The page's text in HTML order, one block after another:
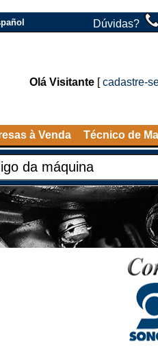
Dúvidas?
Olá Visitante [cadastre-
à Venda Técnico de